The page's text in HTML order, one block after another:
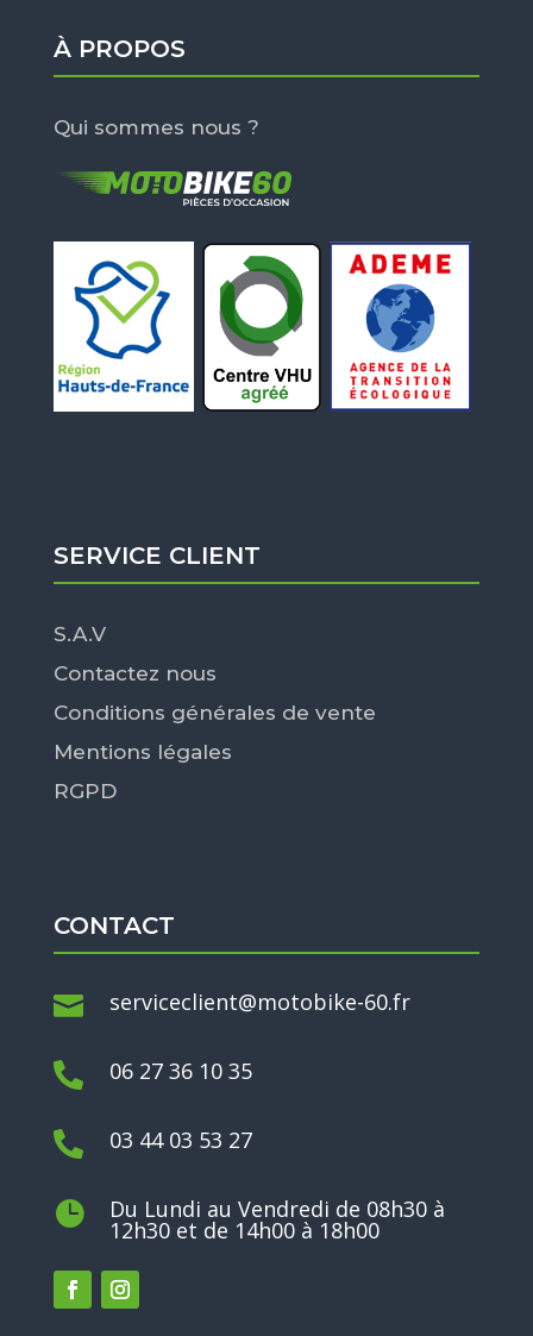
À PROPOS
Qui sommes nous ?
SERVICE CLIENT
S.A.V
Contactez nous
Conditions générales de vente
Mentions légales
RGPD
CONTACT
 serviceclient@motobike-60.fr
 06 27 36 10 35
 03 44 03 53 27
 Du Lundi au Vendredi de 08h30 à
12h30 et de 14h00 à 18h00